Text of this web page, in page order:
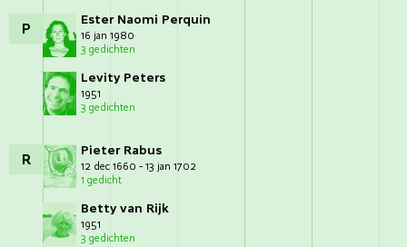
P Ester Naomi Perquin
16 jan 1980
3 gedichten
Levity Peters
1951
3 gedichten
R Pieter Rabus
12 dec 1660 - 13 jan 1702
1 gedicht
Betty van Rijk
1951
3 gedichten